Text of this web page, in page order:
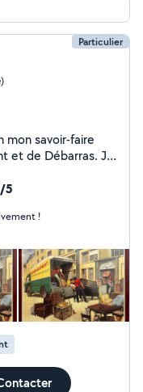
Particulier
mon savoir-faire
et de Débarras. Je
5
vivement !